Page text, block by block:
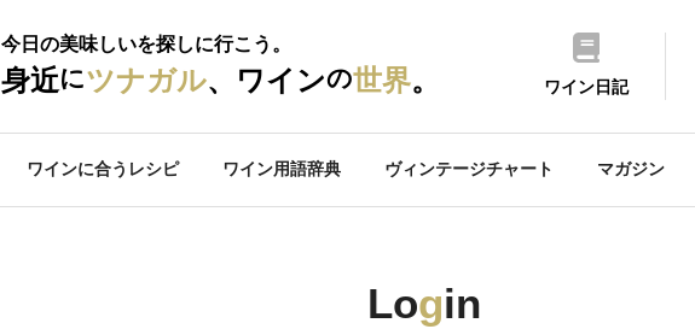
今日の美味しいを探しに行こう。
身近にツナガル、ワインの世界。 ワイン日記
ワインに合うレシピ ワイン用語辞典 ヴィンテージチャート マガジン
Login